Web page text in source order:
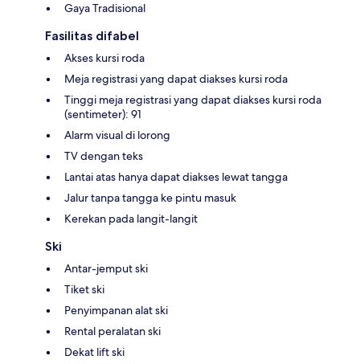
Gaya Tradisional
Fasilitas difabel
Akses kursi roda
Meja registrasi yang dapat diakses kursi roda
Tinggi meja registrasi yang dapat diakses kursi roda
(sentimeter): 91
Alarm visual di lorong
TV dengan teks
Lantai atas hanya dapat diakses lewat tangga
Jalur tanpa tangga ke pintu masuk
Kerekan pada langit-langit
Ski
Antar-jemput ski
Tiket ski
Penyimpanan alat ski
Rental peralatan ski
Dekat lift ski